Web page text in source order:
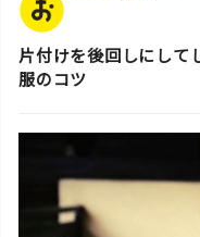
片付けを後回しにして
服のコツ
片付けのコツ・アイデア